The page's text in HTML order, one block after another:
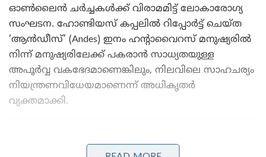
ഓൺലൈൻ ചർച്ചകൾക്ക് വിരാമമിട്ട് ലോകാരോഗ്യ
സംഘടന. ഹോണ്ടിയസ് കപ്പലിൽ റിപ്പോർട്ട് ചെയ്ത
‘ആൻഡീസ്’ (Andes) ഇനം ഹന്റാവൈറസ് മനുഷ്യരിൽ
നിന്ന് മനുഷ്യരിലേക്ക് പകരാൻ സാധ്യതയുള്ള
അപൂർവ്വ വകഭേദമാണെങ്കിലും, നിലവിലെ സാഹചര്യം
നിയന്ത്രണവിധേയമാണെന്ന് അധികൃതർ
വ്യക്തമാക്കി.